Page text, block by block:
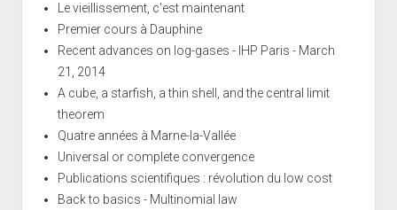
Le vieillissement, c'est maintenant
Premier cours à Dauphine
Recent advances on log-gases - IHP Paris - March
21, 2014
A cube, a starfish, a thin shell, and the central limit
theorem
Quatre années à Marne-la-Vallée
Universal or complete convergence
Publications scientifiques : révolution du low cost
Back to basics - Multinomial law